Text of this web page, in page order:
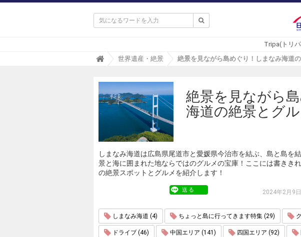
Tripa(トリ
T
p
a
(
)
世界遺産・絶景
絶景を見ながら
海道の絶景とグ
しまなみ海道は広島県尾道市と愛媛県今治市を結ぶ、島と島を
景と海に囲まれた地ならではのグルメの宝庫！ここには書きき
の絶景スポットとグルメを紹介します！
送る 2024年2月9
しまなみ海道 (4) ちょっと島に行ってきます特集 (29)
ドライブ (46) 中国エリア (141) 四国エリア (92)